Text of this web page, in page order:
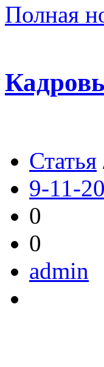
Полная
Статья
9-11-
0
0
admin